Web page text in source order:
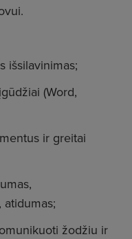
išsilavinimas;
(Word,
ir greitai
žodžiu ir